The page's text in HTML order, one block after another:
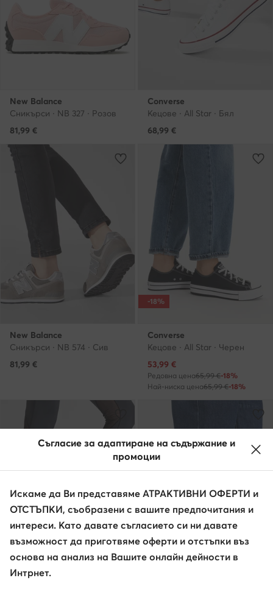
New Balance
Сникърси · NB 327 · Розов
81,99 €
Converse
Кецове · All Star · Бял
68,99 €
New Balance
Сникърси · NB 574 · Сив
81,99 €
-18%
Converse
Кецове · All Star · Черен
Актуална цена
53,99 €
Редовна цена65,99 €-18%
Най-ниска цена65,99 €-18%
още 35% Код: SUMMER
Промоция Промоция
Съгласие за адаптиране на съдържание и
промоции
Искаме да Ви представяме АТРАКТИВНИ ОФЕРТИ и
ОТСТЪПКИ, съобразени с вашите предпочитания и
интереси. Като давате съгласието си ни давате
възможност да приготвяме оферти и отстъпки въз
основа на анализ на Вашите онлайн дейности в
Интрнет.